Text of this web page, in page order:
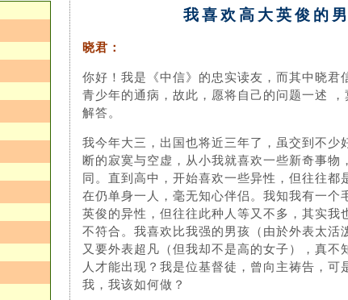
我喜欢高大英俊的
晓君：
你好！我是《中信》的忠实读友，而其中晓君
青少年的通病，故此，愿将自己的问题一述
解答。
我今年大三，出国也将近三年了，虽交到不少
断的寂寞与空虚，从小我就喜欢一些新奇事物
同。直到高中，开始喜欢一些异性，但往往都
在仍单身一人，毫无知心伴侣。我知我有一个
英俊的异性，但往往此种人等又不多，其实我
不符合。我喜欢比我强的男孩（由於外表太活
又要外表超凡（但我却不是高的女子），真不
人才能出现？我是位基督徒，曾向主祷告，可
我，我该如何做？